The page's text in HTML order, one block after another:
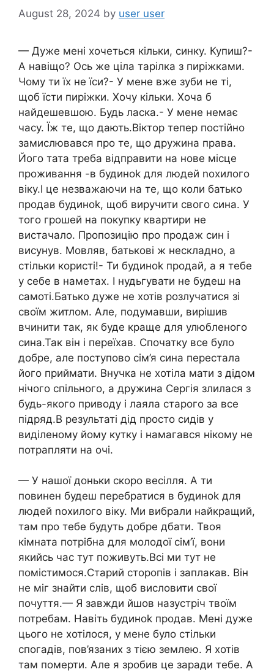
August 28, 2024 by user user
— Дуже мені хочеться кільки, синку. Купиш?-
А навіщо? Ось же ціла тарілка з пиріжками.
Чому ти їх не їси?- У мене вже зуби не ті,
щоб їсти пиріжки. Хочу кільки. Хоча б
найдешевшою. Будь ласка.- У мене немає
часу. Їж те, що дають.Віктор тепер постійно
замислювався про те, що дружина права.
Його тата треба відправити на нове місце
проживання -в будиноk для людей nохилого
віку.І це незважаючи на те, що коли батько
продав будиноk, щоб виручити свого сина. У
того грошей на покупку квартири не
вистачало. Пропозицію про продаж син і
висунув. Мовляв, батькові ж нескладно, а
стільки користі!- Ти будиноk продай, а я тебе
у себе в наметах. І нудьгувати не будеш на
самоті.Батько дуже не хотів розлучатися зі
своїм житлом. Але, подумавши, вирішив
вчинити так, як буде краще для улюбленого
сина.Так він і переїхав. Спочатку все було
добре, але поступово сім’я сина перестала
його приймати. Внучка не хотіла мати з дідом
нічого спільного, а дружина Сергія злилася з
будь-якого приводу і лаяла старого за все
підряд.В результаті дід просто сидів у
виділеному йому кутку і намагався нікому не
потрапляти на очі.
— У нашої доньки скоро весілля. А ти
повинен будеш перебратися в будиноk для
людей nохилого віку. Ми вибрали найкращий,
там про тебе будуть добре дбати. Твоя
кімната потрібна для молодої сім’ї, вони
якийсь час тут поживуть.Всі ми тут не
помістимося.Старий сторопів і заплакав. Він
не міг знайти слів, щоб висловити свої
почуття.— Я завжди йшов назустріч твоїм
потребам. Навіть будиноk продав. Мені дуже
цього не хотілося, у мене було стільки
спогадів, пов’язаних з тією землею. Я хотів
там померти. Але я зробив це заради тебе. А